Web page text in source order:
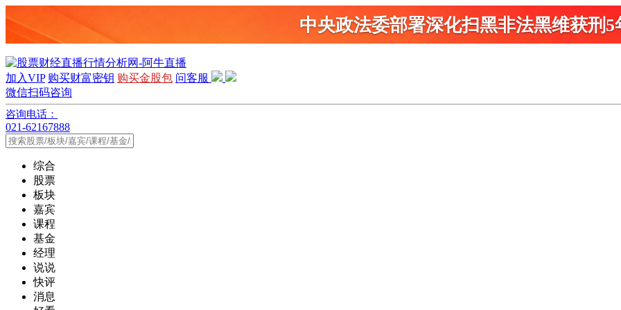
中央政法委部署深化扫黑非法黑维获刑5
加入VIP 购买财富密钥 购买金股包 问客服
微信扫码咨询
咨询电话：
021-62167888
综合
股票
板块
嘉宾
课程
基金
经理
说说
快评
消息